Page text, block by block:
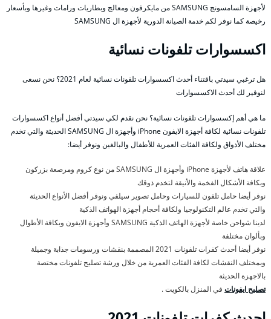
لأجهزة السامسونج SAMSUNG من مايكرفون ومعالج وبطاريات ورامات وغيرها وبأسعار
رخيصة كما نوفر لكم خدمة الصيانة الدورية لأجهزة ال SAMSUNG
اكسسوارات تلفونات نسائية
هل ترغبي سيدتي باقتناء أحدث اكسسوارات تلفونات نسائية لعام 2021؟ نحن نسعى
لنوفير لك أحدث الاكسسوارات
ما هي أهم إكسسوارات تلفونات نسائية؟ نحن نقدم لكي سيدتي أفضل أنواع اكسسوارات
تلفونات نسائية لكافة أجهزة الايفون iPhone وأجهزة ال SAMSUNG الحديثة والتي تخدم
مختلف الأذواق ولكافة الفئات العمرية للأطفال والبالغين ونوفر أيضا:
علاقة هاتف لأجهزة iPhone وأجهزة ال SAMSUNG من نوع كروم ومرصعة بزركون
وبكافة الأشكال الفخمة والأنيقة لتخدم ذوقك
نوفر أيضا حامل تلفون للسيارات وحامل تصوير سيلفي ونوفر أفضل الأنواع الحديثة
والتي تخدم عالم التكنولوجيا ولكافة أحجام أجهزة الهواتف الذكية
لدينا شواحن خاصة لأجهزة الهاتف الذكية SAMSUNG وأجهزة الايفون وبكافة الأطوال
وبألوان مختلفة
نوفر أيضا أحدث كفرات تلفونات 2021 المصممة بنقشات ورسومات جذابة وجميلة
وبمختلف النقشات لكافة الفئات العمرية من خلال ورشة تصليح تلفونات مختصة
بالاجهزة الحديثة
تصليح ايفونات في المنزل بالكويت .